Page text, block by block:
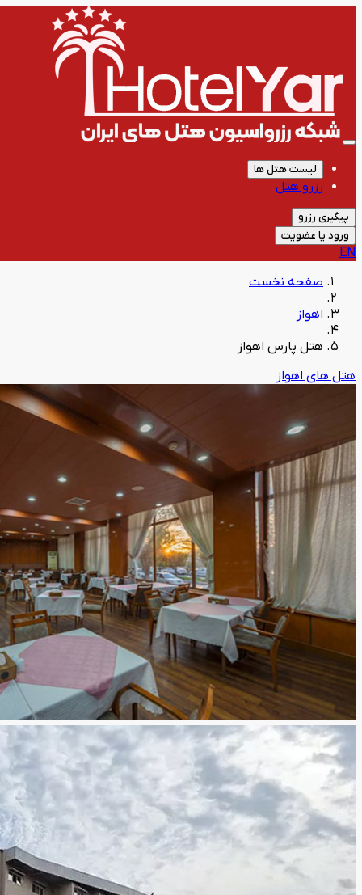
لیست هتل ها
رزرو هتل
پیگیری رزرو
ورود یا عضویت
EN
صفحه نخست
اهواز
هتل پارس اهواز
هتل های اهواز